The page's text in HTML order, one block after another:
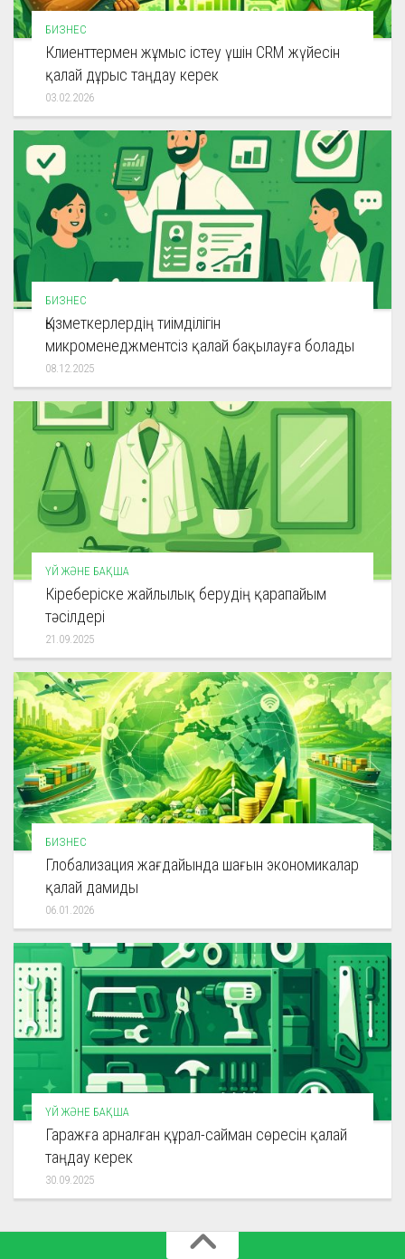
БИЗНЕС
Клиенттермен жұмыс істеу үшін CRM жүйесін
қалай дұрыс таңдау керек
03.02.2026
БИЗНЕС
Қызметкерлердің тиімділігін
микроменеджментсіз қалай бақылауға болады
08.12.2025
ҮЙ ЖӘНЕ БАҚША
Кіреберіске жайлылық берудің қарапайым
тәсілдері
21.09.2025
БИЗНЕС
Глобализация жағдайында шағын экономикалар
қалай дамиды
06.01.2026
ҮЙ ЖӘНЕ БАҚША
Гаражға арналған құрал-сайман сөресін қалай
таңдау керек
30.09.2025